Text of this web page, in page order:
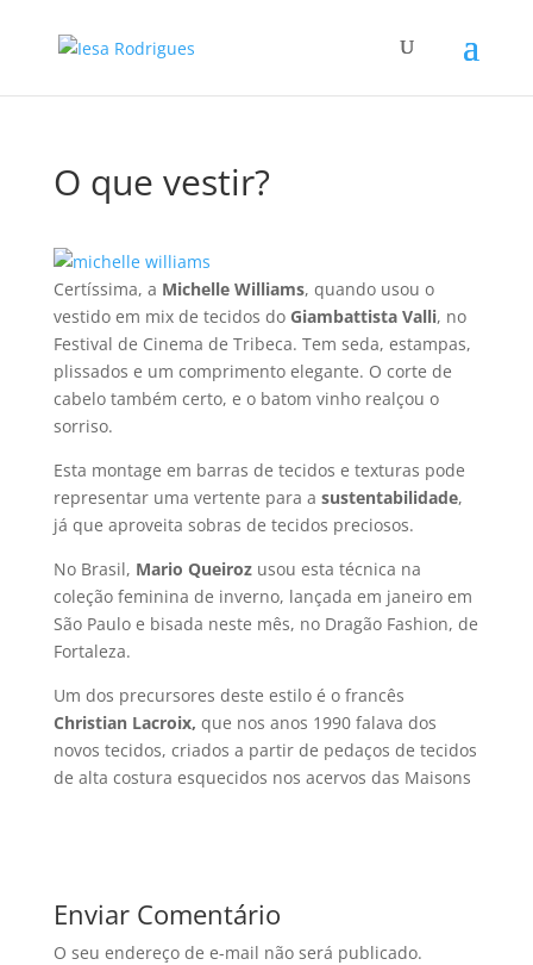
O que vestir?
Certí­ssima, a Michelle Williams, quando usou o
vestido em mix de tecidos do Giambattista Valli, no
Festival de Cinema de Tribeca. Tem seda, estampas,
plissados e um comprimento elegante. O corte de
cabelo também certo, e o batom vinho realçou o
sorriso.
Esta montage em barras de tecidos e texturas pode
representar uma vertente para a sustentabilidade,
já que aproveita sobras de tecidos preciosos.
No Brasil, Mario Queirozusou esta técnica na
coleção feminina de inverno, lançada em janeiro em
São Paulo e bisada neste mês, no Dragão Fashion, de
Fortaleza.
Um dos precursores deste estilo é o francês
Christian Lacroix, que nos anos 1990 falava dos
novos tecidos, criados a partir de pedaços de tecidos
de alta costura esquecidos nos acervos das Maisons
Enviar Comentário
O seu endereço de e-mail não será publicado.